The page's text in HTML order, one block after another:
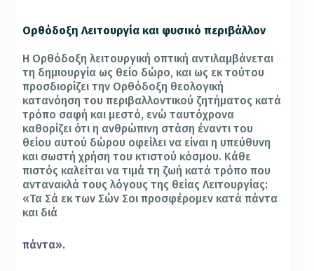
Ορθόδοξη Λειτουργία και φυσικό περιβάλλον
Η Ορθόδοξη λειτουργική οπτική αντιλαμβάνεται
τη δημιουργία ως θείο δώρο, και ως εκ τούτου
προσδιορίζει την Ορθόδοξη θεολογική
κατανόηση του περιβαλλοντικού ζητήματος κατά
τρόπο σαφή και μεστό, ενώ ταυτόχρονα
καθορίζει ότι η ανθρώπινη στάση έναντι του
θείου αυτού δώρου οφείλει να είναι η υπεύθυνη
και σωστή χρήση του κτιστού κόσμου. Κάθε
πιστός καλείται να τιμά τη ζωή κατά τρόπο που
αντανακλά τους λόγους της θείας Λειτουργίας:
«Τα Σά εκ των Σών Σοι προσφέρομεν κατά πάντα
και διά
πάντα».